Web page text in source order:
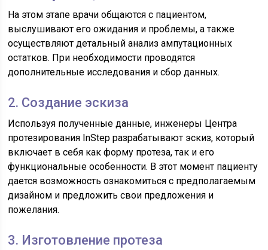
На этом этапе врачи общаются с пациентом,
выслушивают его ожидания и проблемы, а также
осуществляют детальный анализ ампутационных
остатков. При необходимости проводятся
дополнительные исследования и сбор данных.
2. Создание эскиза
Используя полученные данные, инженеры Центра
протезирования InStep разрабатывают эскиз, который
включает в себя как форму протеза, так и его
функциональные особенности. В этот момент пациенту
дается возможность ознакомиться с предполагаемым
дизайном и предложить свои предложения и
пожелания.
3. Изготовление протеза